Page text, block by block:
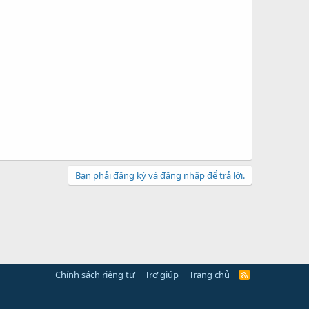
Bạn phải đăng ký và đăng nhập để trả lời.
Chính sách riêng tư Trợ giúp Trang chủ
R